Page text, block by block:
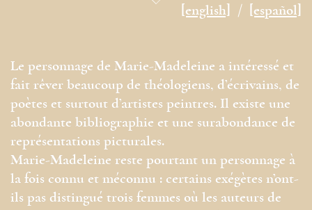
[english] [español]
Le personnage de Marie-Madeleine a intéressé et
fait rêver beaucoup de théologiens, d’écrivains, de
poètes et surtout d’artistes peintres. Il existe une
abondante bibliographie et une surabondance de
représentations picturales.
Marie-Madeleine reste pourtant un personnage à
la fois connu et méconnu : certains exégètes n’ont-
ils pas distingué trois femmes où les auteurs de